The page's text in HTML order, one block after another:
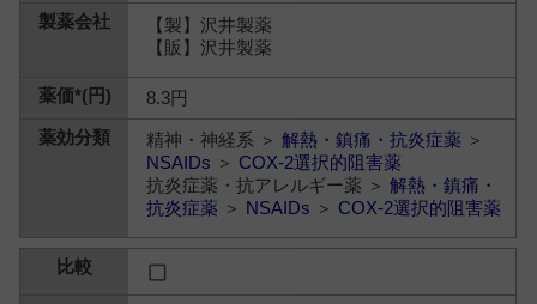
【製】沢井製薬
【販】沢井製薬
8.3円
精神・神経系 ＞解熱・鎮痛・抗炎症薬 ＞
NSAIDs ＞ COX-2選択的阻害薬
抗炎症薬・抗アレルギー薬 ＞解熱・鎮痛・
抗炎症薬 ＞ NSAIDs ＞ COX-2選択的阻害薬